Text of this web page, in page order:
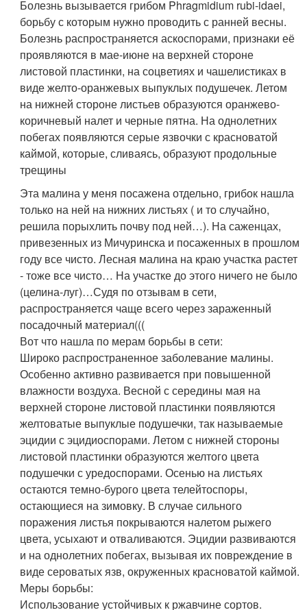
Болезнь вызывается грибом Phragmidium rubi-idaei,
борьбу с которым нужно проводить с ранней весны.
Болезнь распространяется аскоспорами, признаки её
проявляются в мае-июне на верхней стороне
листовой пластинки, на соцветиях и чашелистиках в
виде желто-оранжевых выпуклых подушечек. Летом
на нижней стороне листьев образуются оранжево-
коричневый налет и черные пятна. На однолетних
побегах появляются серые язвочки с красноватой
каймой, которые, сливаясь, образуют продольные
трещины
Эта малина у меня посажена отдельно, грибок нашла
только на ней на нижних листьях ( и то случайно,
решила порыхлить почву под ней…). На саженцах,
привезенных из Мичуринска и посаженных в прошлом
году все чисто. Лесная малина на краю участка растет
- тоже все чисто… На участке до этого ничего не было
(целина-луг)…Судя по отзывам в сети,
распространяется чаще всего через зараженный
посадочный материал(((
Вот что нашла по мерам борьбы в сети:
Широко распространенное заболевание малины.
Особенно активно развивается при повышенной
влажности воздуха. Весной с середины мая на
верхней стороне листовой пластинки появляются
желтоватые выпуклые подушечки, так называемые
эцидии с эцидиоспорами. Летом с нижней стороны
листовой пластинки образуются желтого цвета
подушечки с уредоспорами. Осенью на листьях
остаются темно-бурого цвета телейтоспоры,
остающиеся на зимовку. В случае сильного
поражения листья покрываются налетом рыжего
цвета, усыхают и отваливаются. Эцидии развиваются
и на однолетних побегах, вызывая их повреждение в
виде сероватых язв, окруженных красноватой каймой.
Меры борьбы:
Использование устойчивых к ржавчине сортов.